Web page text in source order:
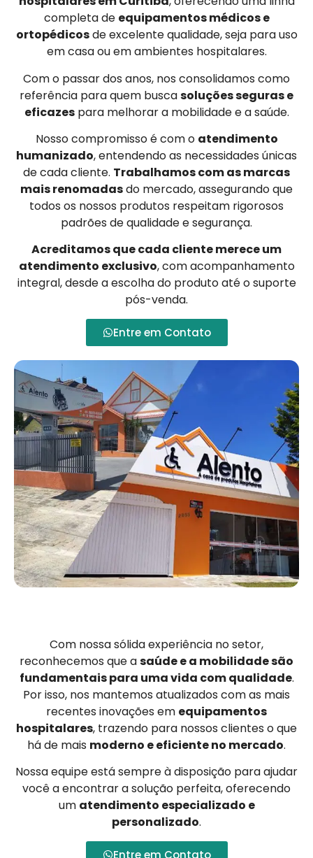
completa de equipamentos médicos e
ortopédicosde excelente qualidade, seja para uso
em casa ou em ambientes hospitalares.
Com o passar dos anos, nos consolidamos como
referência para quem buscasoluções seguras e
eficazespara melhorar a mobilidade e a saúde.
Nosso compromisso é com o atendimento
humanizado, entendendo as necessidades únicas
de cada cliente. Trabalhamos com as marcas
mais renomadasdo mercado, assegurando que
todos os nossos produtos respeitam rigorosos
padrões de qualidade e segurança.
Acreditamos que cada cliente merece um
atendimento exclusivo, com acompanhamento
integral, desde a escolha do produto até o suporte
pós-venda.
Entre em Contato
Com nossa sólida experiência no setor,
reconhecemos que asaúde e a mobilidade são
fundamentais para uma vida com qualidade.
Por isso, nos mantemos atualizados com as mais
recentes inovações em equipamentos
hospitalares, trazendo para nossos clientes o que
há de mais moderno e eficiente no mercado.
Nossa equipe está sempre à disposição para ajudar
você a encontrar a solução perfeita, oferecendo
um atendimento especializado e
personalizado.
Entre em Contato